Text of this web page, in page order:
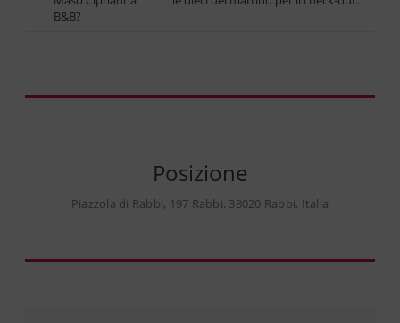
B&B?
Posizione
Piazzola di Rabbi, 197 Rabbi, 38020 Rabbi, Italia